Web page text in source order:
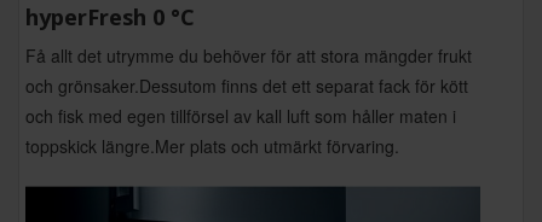
hyperFresh 0 °C
Få allt det utrymme du behöver för att stora mängder frukt
och grönsaker.Dessutom finns det ett separat fack för kött
och fisk med egen tillförsel av kall luft som håller maten i
toppskick längre.Mer plats och utmärkt förvaring.